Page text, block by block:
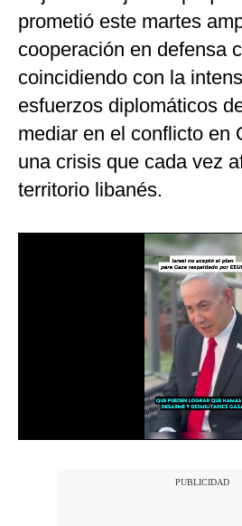
España
Internacional
Tecnología
Club del Suscriptor
prometió este martes
cooperación en defensa
coincidiendo con la
esfuerzos diplomáticos
mediar en el conflicto en
una crisis que cada vez
territorio libanés.